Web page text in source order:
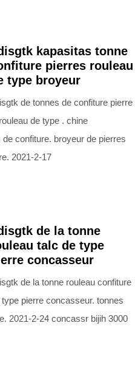
kapasitas tonne
pierres rouleau
type broyeur
de tonnes de confiture pierre
de type . chine
confiture. broyeur de pierres
2021-2-17
de la tonne
talc de type
concasseur
de la tonne rouleau confiture
type pierre concasseur. tonnes
2021-2-24 concassr bijih 3000